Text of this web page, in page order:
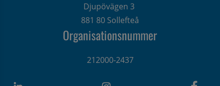
Djupövägen 3
881 80 Sollefteå
Organisationsnummer
212000-2437